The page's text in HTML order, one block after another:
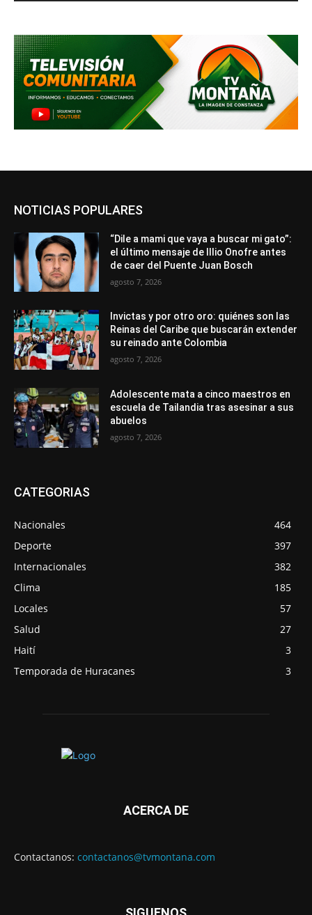
NOTICIAS POPULARES
“Dile a mami que vaya a buscar mi gato”:
el último mensaje de Illio Onofre antes
de caer del Puente Juan Bosch
agosto 7, 2026
Invictas y por otro oro: quiénes son las
Reinas del Caribe que buscarán extender
su reinado ante Colombia
agosto 7, 2026
Adolescente mata a cinco maestros en
escuela de Tailandia tras asesinar a sus
abuelos
agosto 7, 2026
CATEGORIAS
Nacionales
464
Deporte
397
Internacionales
382
Clima
185
Locales
57
Salud
27
Haití
3
Temporada de Huracanes
3
ACERCA DE
Contactanos: contactanos@tvmontana.com